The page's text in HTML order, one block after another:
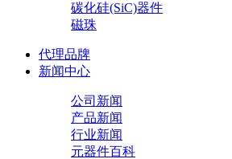
碳化硅(SiC)器件
磁珠
代理品牌
新闻中心
公司新闻
产品新闻
行业新闻
元器件百科